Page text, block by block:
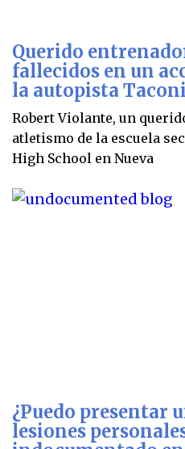
Querido
fallecidos en un
la autopista
Robert Violante, un
atletismo de la escuela
High School en Nueva
¿Puedo presentar
lesiones